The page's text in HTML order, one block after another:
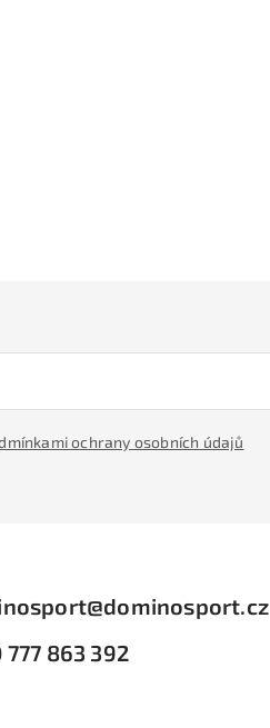
ochrany osobních údajů
@dominosport.cz
777 863 392